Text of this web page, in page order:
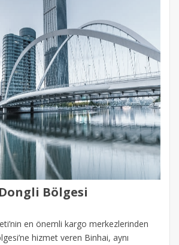
Bölgesi
en önemli kargo merkezlerinden
hizmet veren Binhai, aynı